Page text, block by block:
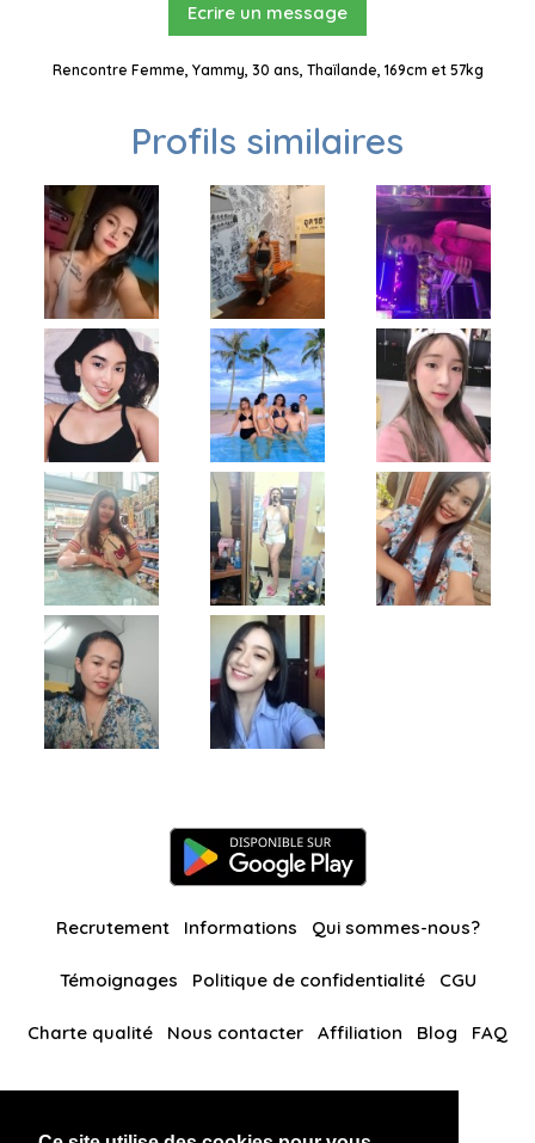
Ecrire un message
Rencontre Femme, Yammy, 30 ans, Thaïlande, 169cm et 57kg
Profils similaires
Recrutement Informations Qui sommes-nous?
Témoignages Politique de confidentialité CGU
Charte qualité Nous contacter Affiliation Blog FAQ